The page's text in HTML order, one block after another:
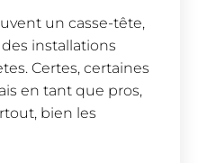
un casse-tête,
installations
Certes, certaines
en tant que pros,
bien les